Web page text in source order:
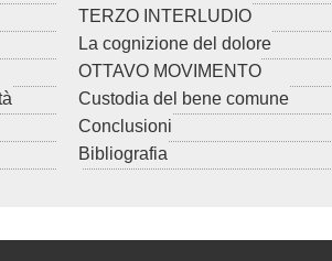
TERZO INTERLUDIO
La cognizione del dolore
OTTAVO MOVIMENTO
Custodia del bene comune
Conclusioni
Bibliografia